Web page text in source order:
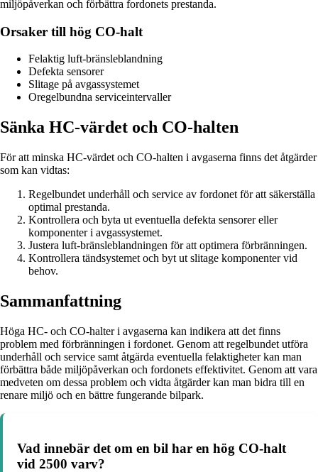
miljöpåverkan och förbättra fordonets prestanda.
Orsaker till hög CO-halt
Felaktig luft-bränsleblandning
Defekta sensorer
Slitage på avgassystemet
Oregelbundna serviceintervaller
Sänka HC-värdet och CO-halten
För att minska HC-värdet och CO-halten i avgaserna finns det åtgärder
som kan vidtas:
Regelbundet underhåll och service av fordonet för att säkerställa
optimal prestanda.
Kontrollera och byta ut eventuella defekta sensorer eller
komponenter i avgassystemet.
Justera luft-bränsleblandningen för att optimera förbränningen.
Kontrollera tändsystemet och byt ut slitage komponenter vid
behov.
Sammanfattning
Höga HC- och CO-halter i avgaserna kan indikera att det finns
problem med förbränningen i fordonet. Genom att regelbundet utföra
underhåll och service samt åtgärda eventuella felaktigheter kan man
förbättra både miljöpåverkan och fordonets effektivitet. Genom att vara
medveten om dessa problem och vidta åtgärder kan man bidra till en
renare miljö och en bättre fungerande bilpark.
Vad innebär det om en bil har en hög CO-halt
vid 2500 varv?